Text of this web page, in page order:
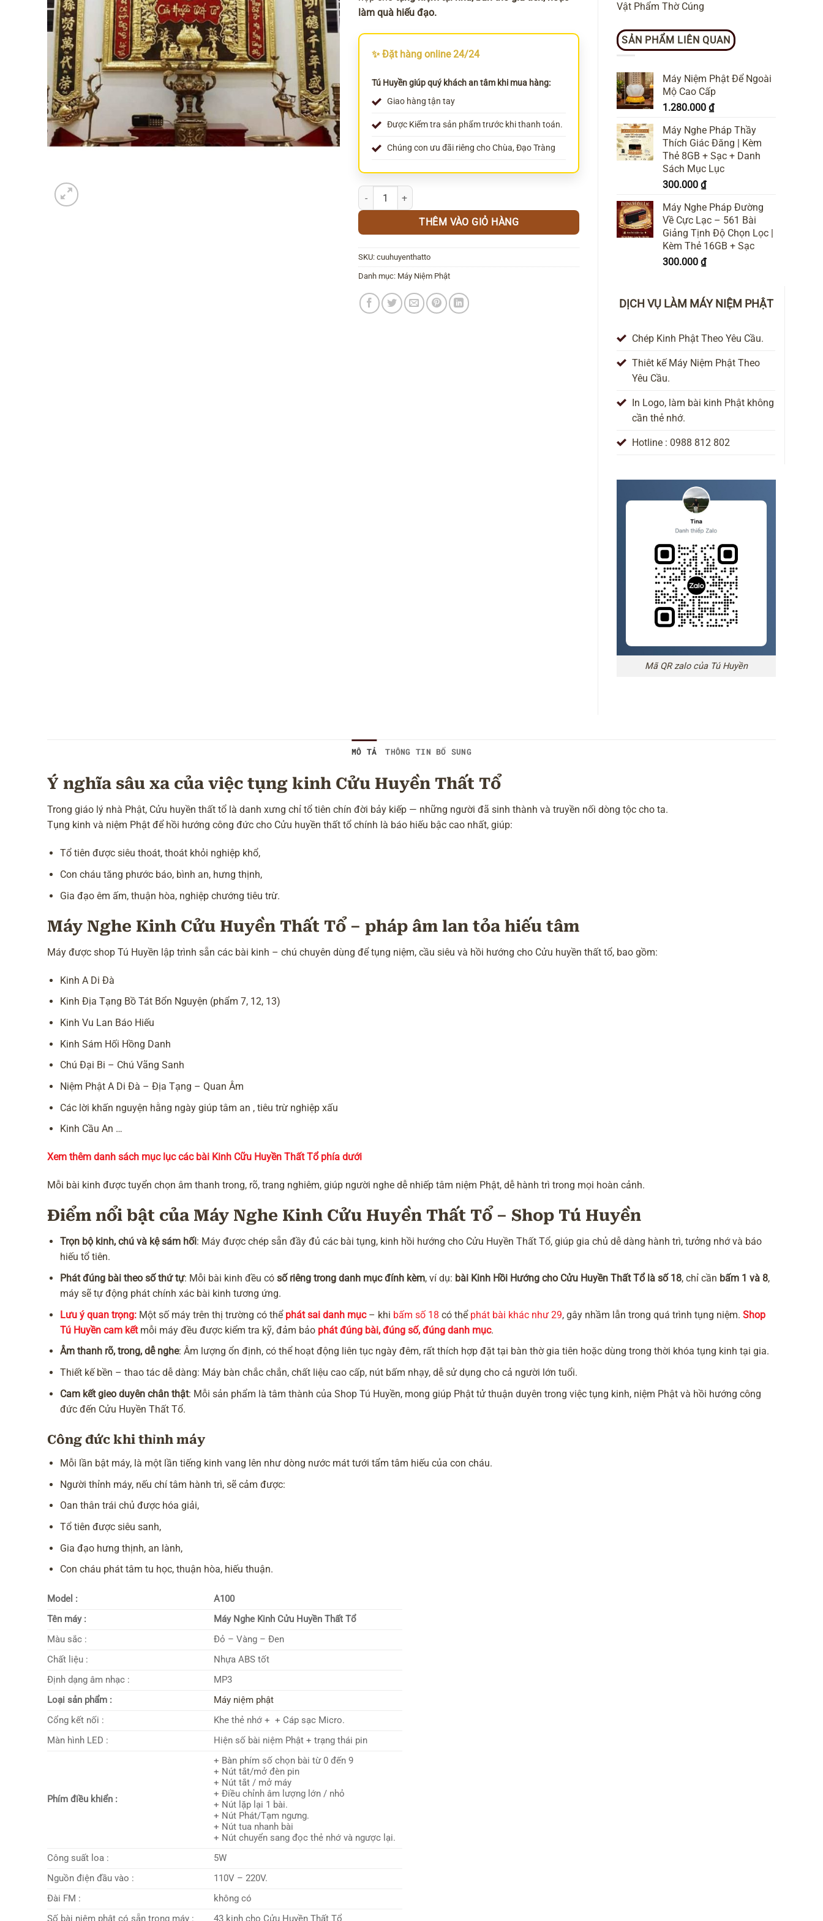
làm quà hiếu đạo.
✨ Đặt hàng online 24/24
Tú Huyền giúp quý khách an tâm khi mua hàng:
Giao hàng tận tay
Được Kiểm tra sản phẩm trước khi thanh toán.
Chúng con ưu đãi riêng cho Chùa, Đạo Tràng
Máy Nghe Cửu Huyền Thất Tổ số lượng
THÊM VÀO GIỎ HÀNG
SKU:cuuhuyenthatto
Danh mục: Máy Niệm Phật
Vật Phẩm Thờ Cúng
SẢN PHẨM LIÊN QUAN
Máy Niệm Phật Để Ngoài
Mộ Cao Cấp
1.280.000 ₫
Máy Nghe Pháp Thầy
Thích Giác Đăng | Kèm
Thẻ 8GB + Sạc + Danh
Sách Mục Lục
300.000 ₫
Máy Nghe Pháp Đường
Về Cực Lạc – 561 Bài
Giảng Tịnh Độ Chọn Lọc |
Kèm Thẻ 16GB + Sạc
300.000 ₫
DỊCH VỤ LÀM MÁY NIỆM PHẬT
Chép Kinh Phật Theo Yêu Cầu.
Thiêt kế Máy Niệm Phật Theo
Yêu Cầu.
In Logo, làm bài kinh Phật không
cần thẻ nhớ.
Hotline : 0988 812 802
Mã QR zalo của Tú Huyền
MÔ TẢ THÔNG TIN BỔ SUNG
Ý nghĩa sâu xa của việc tụng kinh Cửu Huyền Thất Tổ
Trong giáo lý nhà Phật, Cửu huyền thất tổ là danh xưng chỉ tổ tiên chín đời bảy kiếp — những người đã sinh thành và truyền nối dòng tộc cho ta.
Tụng kinh và niệm Phật để hồi hướng công đức cho Cửu huyền thất tổ chính là báo hiếu bậc cao nhất, giúp:
Tổ tiên được siêu thoát, thoát khỏi nghiệp khổ,
Con cháu tăng phước báo, bình an, hưng thịnh,
Gia đạo êm ấm, thuận hòa, nghiệp chướng tiêu trừ.
Máy Nghe Kinh Cửu Huyền Thất Tổ – pháp âm lan tỏa hiếu tâm
Máy được shop Tú Huyền lập trình sẵn các bài kinh – chú chuyên dùng để tụng niệm, cầu siêu và hồi hướng cho Cửu huyền thất tổ, bao gồm:
Kinh A Di Đà
Kinh Địa Tạng Bồ Tát Bổn Nguyện (phẩm 7, 12, 13)
Kinh Vu Lan Báo Hiếu
Kinh Sám Hối Hồng Danh
Chú Đại Bi – Chú Vãng Sanh
Niệm Phật A Di Đà – Địa Tạng – Quan Âm
Các lời khấn nguyện hằng ngày giúp tâm an , tiêu trừ nghiệp xấu
Kinh Cầu An …
Xem thêm danh sách mục lục các bài Kinh Cữu Huyền Thất Tổ phía dưới
Mỗi bài kinh được tuyển chọn âm thanh trong, rõ, trang nghiêm, giúp người nghe dễ nhiếp tâm niệm Phật, dễ hành trì trong mọi hoàn cảnh.
Điểm nổi bật của Máy Nghe Kinh Cửu Huyền Thất Tổ – Shop Tú Huyền
Trọn bộ kinh, chú và kệ sám hối: Máy được chép sẵn đầy đủ các bài tụng, kinh hồi hướng cho Cửu Huyền Thất Tổ, giúp gia chủ dễ dàng hành trì, tưởng nhớ và báo
hiếu tổ tiên.
Phát đúng bài theo số thứ tự: Mỗi bài kinh đều có số riêng trong danh mục đính kèm, ví dụ: bài Kinh Hồi Hướng cho Cửu Huyền Thất Tổ là số 18, chỉ cần bấm 1 và 8,
máy sẽ tự động phát chính xác bài kinh tương ứng.
Lưu ý quan trọng: Một số máy trên thị trường có thể phát sai danh mục– khi bấm số 18 có thể phát bài khác như 29, gây nhầm lẫn trong quá trình tụng niệm. Shop
Tú Huyền cam kếtmỗi máy đều được kiểm tra kỹ, đảm bảo phát đúng bài, đúng số, đúng danh mục.
Âm thanh rõ, trong, dễ nghe: Âm lượng ổn định, có thể hoạt động liên tục ngày đêm, rất thích hợp đặt tại bàn thờ gia tiên hoặc dùng trong thời khóa tụng kinh tại gia.
Thiết kế bền – thao tác dễ dàng: Máy bàn chắc chắn, chất liệu cao cấp, nút bấm nhạy, dễ sử dụng cho cả người lớn tuổi.
Cam kết gieo duyên chân thật: Mỗi sản phẩm là tâm thành của Shop Tú Huyền, mong giúp Phật tử thuận duyên trong việc tụng kinh, niệm Phật và hồi hướng công
đức đến Cửu Huyền Thất Tổ.
Công đức khi thỉnh máy
Mỗi lần bật máy, là một lần tiếng kinh vang lên như dòng nước mát tưới tẩm tâm hiếu của con cháu.
Người thỉnh máy, nếu chí tâm hành trì, sẽ cảm được:
Oan thân trái chủ được hóa giải,
Tổ tiên được siêu sanh,
Gia đạo hưng thịnh, an lành,
Con cháu phát tâm tu học, thuận hòa, hiếu thuận.
Model :
A100
Tên máy :
Máy Nghe Kinh Cửu Huyền Thất Tổ
Màu sắc :
Đỏ – Vàng – Đen
Chất liệu :
Nhựa ABS tốt
Định dạng âm nhạc :
MP3
Loại sản phẩm :
Máy niệm phật
Cổng kết nối :
Khe thẻ nhớ + + Cáp sạc Micro.
Màn hình LED :
Hiện số bài niệm Phật + trạng thái pin
Phím điều khiển :
+ Bàn phím số chọn bài từ 0 đến 9
+ Nút tắt/mở đèn pin
+ Nút tắt / mở máy
+ Điều chỉnh âm lượng lớn / nhỏ
+ Nút lặp lại 1 bài.
+ Nút Phát/Tạm ngưng.
+ Nút tua nhanh bài
+ Nút chuyển sang đọc thẻ nhớ và ngược lại.
Công suất loa :
5W
Nguồn điện đầu vào :
110V – 220V.
Đài FM :
không có